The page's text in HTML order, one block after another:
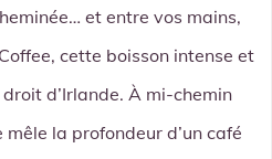
et entre vos mains,
cette boisson intense et
d’Irlande. À mi-chemin
la profondeur d’un café